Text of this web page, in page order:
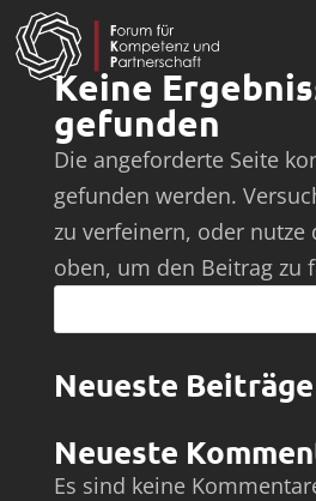
Keine
gefunden
Die angeforderte Seite
gefunden werden.
zu verfeinern, oder nutze
oben, um den Beitrag zu
Neueste Beiträge
Neueste
Es sind keine